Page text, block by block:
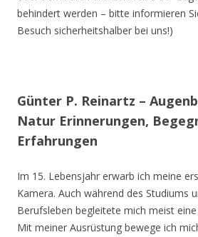
behindert werden – bitte informieren
Besuch sicherheitshalber bei uns!)
Günter P. Reinartz –
Natur Erinnerungen,
Erfahrungen
Im 15. Lebensjahr erwarb ich meine
Kamera. Auch während des Studiums
Berufsleben begleitete mich meist
Mit meiner Ausrüstung bewege ich